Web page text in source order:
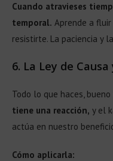
Cuando atravieses
temporal. Aprende a
resistirte. La paciencia y
6. La Ley de
Todo lo que haces,
tiene una reacción, y el
actúa en nuestro
Cómo aplicarla: